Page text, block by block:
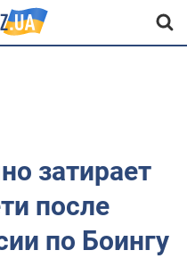
затирает
после
по Боингу